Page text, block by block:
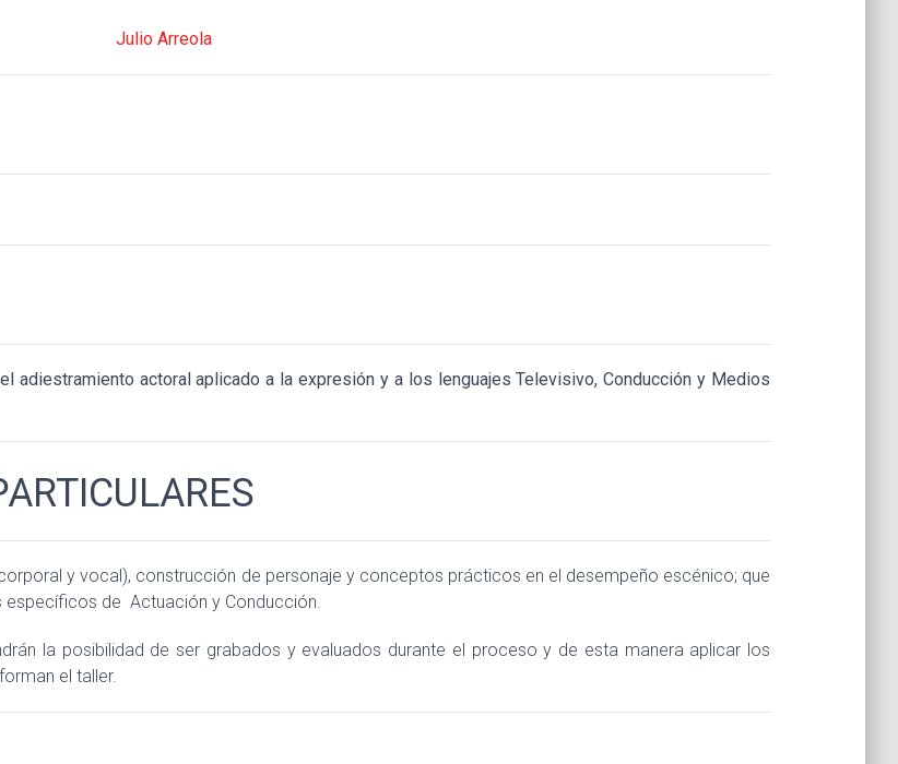
Julio Arreola
adiestramiento actoral aplicado a la expresión y a los lenguajes Televisivo, Conducción y Medios
corporal y vocal), construcción de personaje y conceptos prácticos en el desempeño escénico; que
de Actuación y Conducción.
la posibilidad de ser grabados y evaluados durante el proceso y de esta manera aplicar los
el taller.